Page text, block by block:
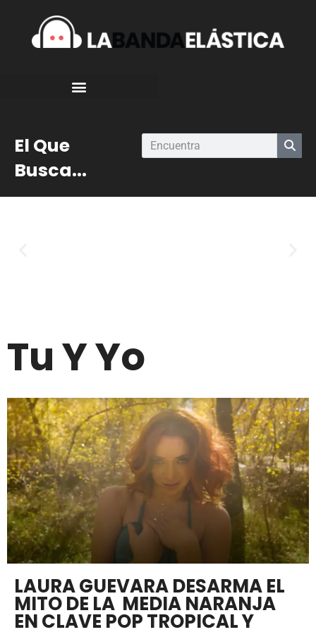
El Que
Busca...
Tu Y Yo
LAURA GUEVARA DESARMA EL
MITO DE LA MEDIA NARANJA
EN CLAVE POP TROPICAL Y